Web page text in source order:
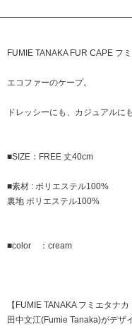
FUMIE TANAKA FUR CAPE フ
エコファーのケープ。
ドレッシーにも、カジュアルに
■SIZE：FREE 丈40cm
■素材 : ポリエステル100%
裏地 ポリエステル100%
■color ：cream
【FUMIE TANAKA フミエタナカ
田中文江(Fumie Tanaka)がデザ